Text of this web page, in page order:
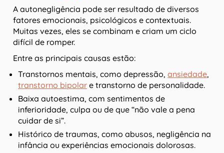
A autonegligência pode ser resultado de diversos
fatores emocionais, psicológicos e contextuais.
Muitas vezes, eles se combinam e criam um ciclo
difícil de romper.
Entre as principais causas estão:
Transtornos mentais, como depressão, ansiedade,
transtorno bipolar e transtorno de personalidade.
Baixa autoestima, com sentimentos de
inferioridade, culpa ou de que “não vale a pena
cuidar de si”.
Histórico de traumas, como abusos, negligência na
infância ou experiências emocionais dolorosas.